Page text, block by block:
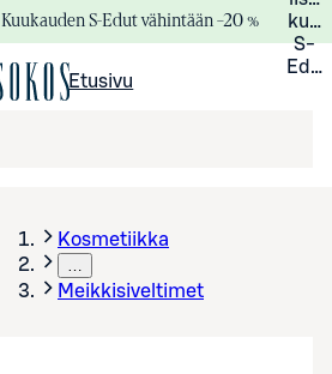
Kuukauden S-Edut vähintään –20 %
S-
Etusivu
Kosmetiikka
…
Meikkisiveltimet